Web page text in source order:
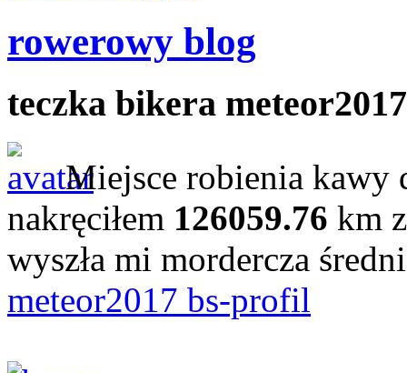
rowerowy blog
teczka bikera meteor2017
Miejsce robienia kawy
nakręciłem 126059.76 km
wyszła mi mordercza
meteor2017 bs-profil